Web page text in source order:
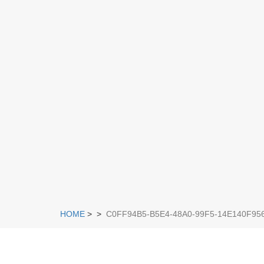
HOME > > C0FF94B5-B5E4-48A0-99F5-